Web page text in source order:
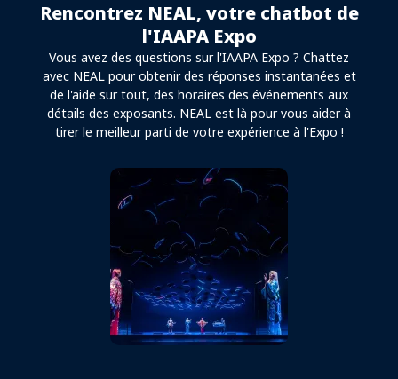
Rencontrez NEAL, votre chatbot de
l'IAAPA Expo
Vous avez des questions sur l'IAAPA Expo ? Chattez
avec NEAL pour obtenir des réponses instantanées et
de l'aide sur tout, des horaires des événements aux
détails des exposants. NEAL est là pour vous aider à
tirer le meilleur parti de votre expérience à l'Expo !